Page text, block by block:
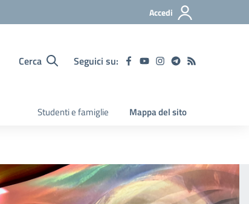
Accedi
Cerca Seguici su:
Studenti e famiglie Mappa del sito